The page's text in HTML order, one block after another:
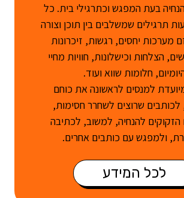
בעת המפגש וכתרגילי בית. כל
תרגילים שמשלבים בין תוכן וצורה
מערכות יחסים, רגשות, זיכרונות
הצלחות וכישלונות, חוויות מחיי
חלומות שווא ועוד.
למנסים לראשונה את כוחם
שרוצים לשחרר חסימות,
הזקוקים להנחיה, למשוב, לכתיבה
ולמפגש עם כותבים אחרים.
לכל המידע